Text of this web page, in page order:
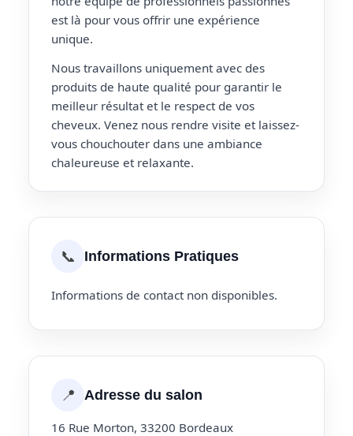
est là pour vous offrir une expérience
unique.
Nous travaillons uniquement avec des
produits de haute qualité pour garantir le
meilleur résultat et le respect de vos
cheveux. Venez nous rendre visite et laissez-
vous chouchouter dans une ambiance
chaleureuse et relaxante.
📞 Informations Pratiques
Informations de contact non disponibles.
📍 Adresse du salon
16 Rue Morton, 33200 Bordeaux